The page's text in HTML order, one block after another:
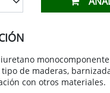
GUIRNALDAS
Y DECORATIVO
PARAGÜEROS
Y
CONTENCIÓN
JARDÍN
Y TOLDOS
DIRECTO ÓXIDO
de maderas,
con otros materiales.